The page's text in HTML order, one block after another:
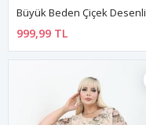
999,99 TL